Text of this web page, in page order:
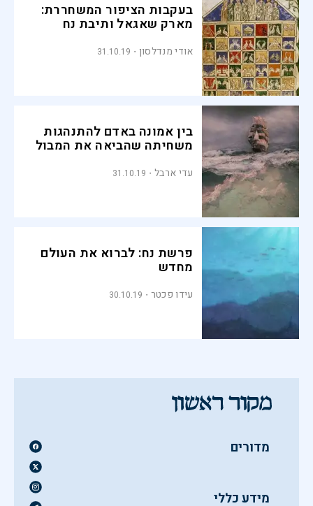
בעקבות הציפור המשחררת:
מארק שאגאל ותיבת נח
אודי מנדלסון 31.10.19
בין אמונה באדם להתנהגות
משחיתה שהביאה את המבול
עדי ארבל 31.10.19
פרשת נח: לברוא את העולם
מחדש
עידו פכטר 30.10.19
מדורים
מידע כללי